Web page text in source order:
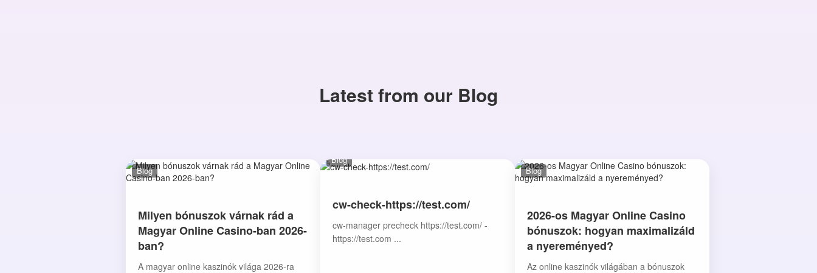
Latest from our Blog
Blog
Milyen bónuszok várnak rád a
Magyar Online Casino-ban 2026-
ban?
A magyar online kaszinók világa 2026-ra
Blog
cw-check-https://test.com/
cw-manager precheck https://test.com/ -
https://test.com ...
Blog
2026-os Magyar Online Casino
bónuszok: hogyan maximalizáld
a nyereményed?
Az online kaszinók világában a bónuszok